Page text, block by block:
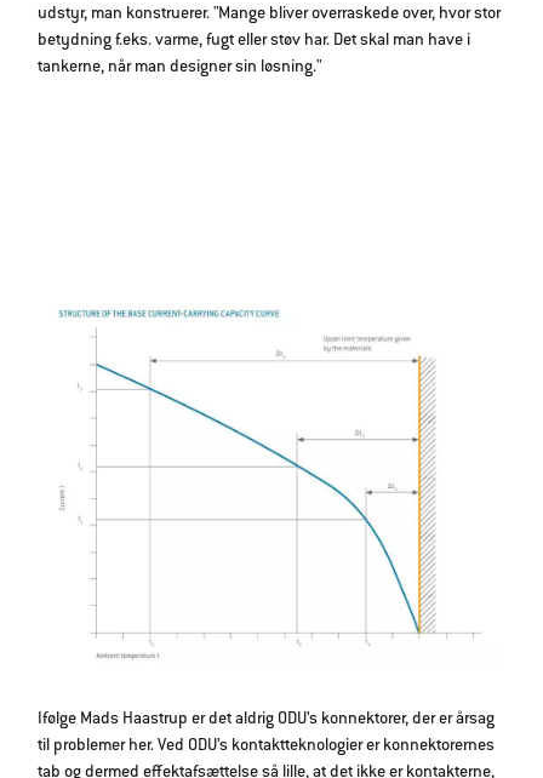
udstyr, man konstruerer. "Mange bliver overraskede over, hvor stor
betydning f.eks. varme, fugt eller støv har. Det skal man have i
tankerne, når man designer sin løsning."
Ifølge Mads Haastrup er det aldrig ODU’s konnektorer, der er årsag
til problemer her. Ved ODU’s kontaktteknologier er konnektorernes
tab og dermed effektafsættelse så lille, at det ikke er kontakterne,